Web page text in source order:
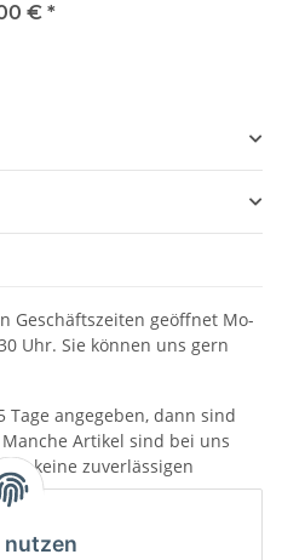
nutzen
€ *
Geschäftszeiten geöffnet Mo-
Uhr. Sie können uns gern
angegeben, dann sind
Artikel sind bei uns
keine zuverlässigen